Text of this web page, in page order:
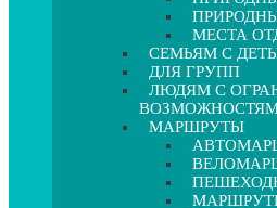
МЕСТА
СЕМЬЯМ С
ДЛЯ ГРУПП
ЛЮДЯМ С
МАРШРУТЫ